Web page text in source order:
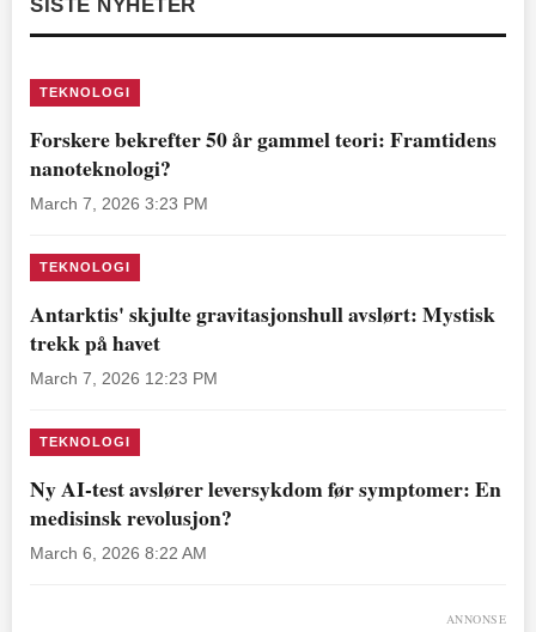
SISTE NYHETER
TEKNOLOGI
Forskere bekrefter 50 år gammel teori: Framtidens
nanoteknologi?
March 7, 2026 3:23 PM
TEKNOLOGI
Antarktis' skjulte gravitasjonshull avslørt: Mystisk
trekk på havet
March 7, 2026 12:23 PM
TEKNOLOGI
Ny AI-test avslører leversykdom før symptomer: En
medisinsk revolusjon?
March 6, 2026 8:22 AM
ANNONSE